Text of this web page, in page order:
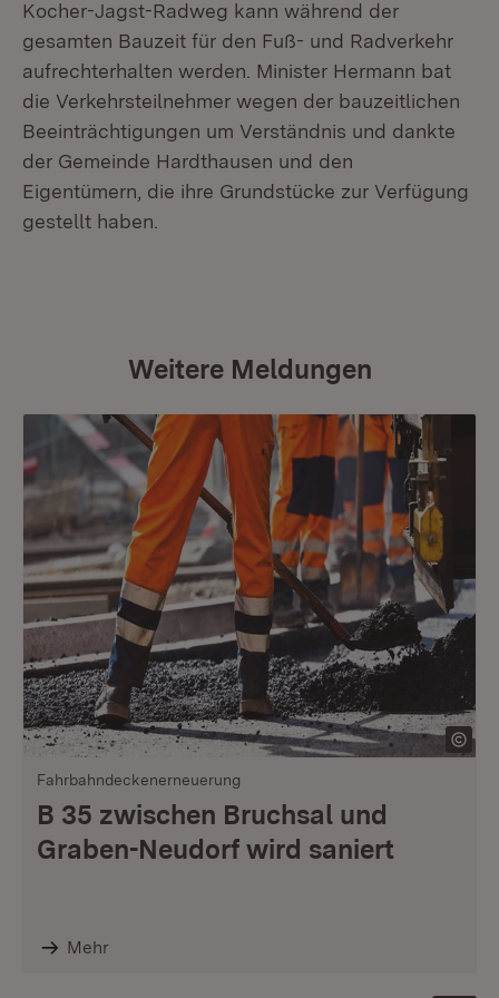
Kocher-Jagst-Radweg kann während der
gesamten Bauzeit für den Fuß- und Radverkehr
aufrechterhalten werden. Minister Hermann bat
die Verkehrsteilnehmer wegen der bauzeitlichen
Beeinträchtigungen um Verständnis und dankte
der Gemeinde Hardthausen und den
Eigentümern, die ihre Grundstücke zur Verfügung
gestellt haben.
Weitere Meldungen
Fahrbahndeckenerneuerung
B 35 zwischen Bruchsal und
Graben-Neudorf wird saniert
Mehr